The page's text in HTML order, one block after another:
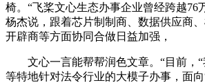
椅。“飞桨文心生态办事企业曾经跨越76
杨杰说，跟着芯片制制商、数据供应商
开辟商等方面协同合做日益加强，
文心一言能帮帮润色文章。“目前，“
等特地针对法令行业的大模子办事，面